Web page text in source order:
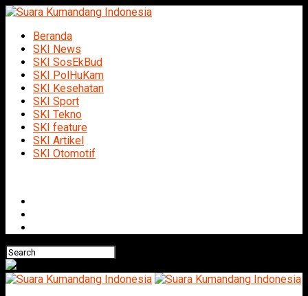
Beranda
SKI News
SKI SosEkBud
SKI PolHuKam
SKI Kesehatan
SKI Sport
SKI Tekno
SKI feature
SKI Artikel
SKI Otomotif